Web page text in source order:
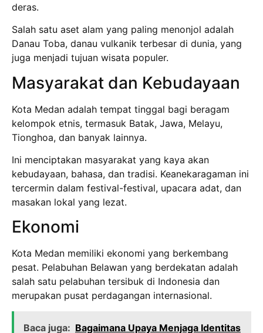
deras.
Salah satu aset alam yang paling menonjol adalah
Danau Toba, danau vulkanik terbesar di dunia, yang
juga menjadi tujuan wisata populer.
Masyarakat dan Kebudayaan
Kota Medan adalah tempat tinggal bagi beragam
kelompok etnis, termasuk Batak, Jawa, Melayu,
Tionghoa, dan banyak lainnya.
Ini menciptakan masyarakat yang kaya akan
kebudayaan, bahasa, dan tradisi. Keanekaragaman ini
tercermin dalam festival-festival, upacara adat, dan
masakan lokal yang lezat.
Ekonomi
Kota Medan memiliki ekonomi yang berkembang
pesat. Pelabuhan Belawan yang berdekatan adalah
salah satu pelabuhan tersibuk di Indonesia dan
merupakan pusat perdagangan internasional.
Baca juga: Bagaimana Upaya Menjaga Identitas